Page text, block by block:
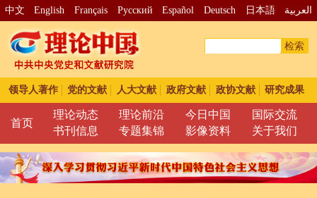
中文 English Français Pусский Español Deutsch 日本語 العربية
检索
领导人著作 党的文献 人大文献 政府文献 政协文献 研究成果
首页
理论动态 理论前沿 今日中国
国际交流
书刊信息
专题集锦 影像资料 关于我们